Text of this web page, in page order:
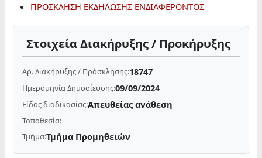
ΠΡΟΣΚΛΗΣΗ ΕΚΔΗΛΩΣΗΣ ΕΝΔΙΑΦΕΡΟΝΤΟΣ
Στοιχεία Διακήρυξης / Προκήρυξης
Αρ. Διακήρυξης / Πρόσκλησης:18747
Ημερομηνία Δημοσίευσης:09/09/2024
Είδος διαδικασίας:Απευθείας ανάθεση
Τοποθεσία:
Τμήμα:Τμήμα Προμηθειών